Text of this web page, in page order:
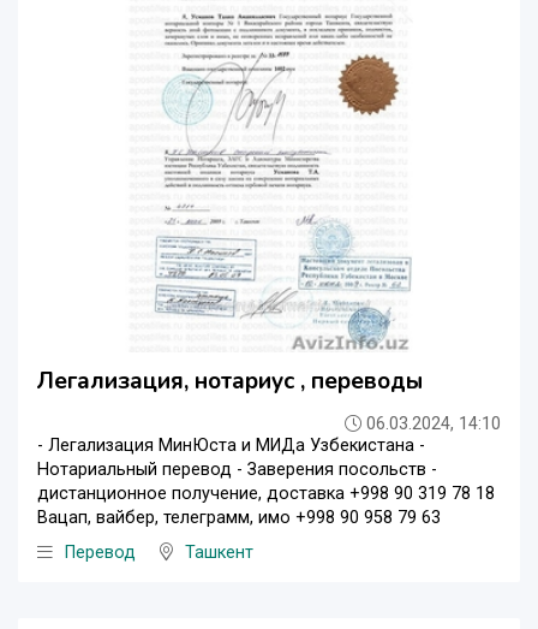
Легализация, нотариус , переводы
06.03.2024, 14:10
- Легализация МинЮста и МИДа Узбекистана -
Нотариальный перевод - Заверения посольств -
дистанционное получение, доставка +998 90 319 78 18
Вацап, вайбер, телеграмм, имо +998 90 958 79 63
Перевод
Ташкент